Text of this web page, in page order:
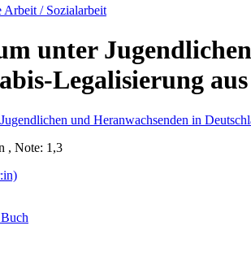
Arbeit / Sozialarbeit
unter
Legalisierung
, Note: 1,3